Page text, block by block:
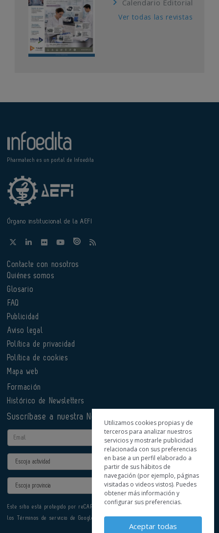
Calendario Editorial
Ver todas las revistas
Pharmatech es un portal de Infoedita
Órgano institucional de la AEFI
Contacte con nosotros
Quiénes somos
Glosario
FAQ
Publicidad
Aviso legal
Política de privacidad
Política de cookies
Mapa web
Formación
Histórico de Newsletters
Suscríbase a nuestra Newsletter
Email
Actividad
Provincia
Este sitio está protegido por reCAPTCHA y se aplican la
los Términos de servicio de Google.
Utilizamos cookies propias y de
terceros para analizar nuestros
servicios y mostrarle publicidad
relacionada con sus preferencias
en base a un perfil elaborado a
partir de sus hábitos de
navegación (por ejemplo, páginas
visitadas o videos vistos). Puedes
obtener más información y
configurar sus preferencias.
Aceptar todas